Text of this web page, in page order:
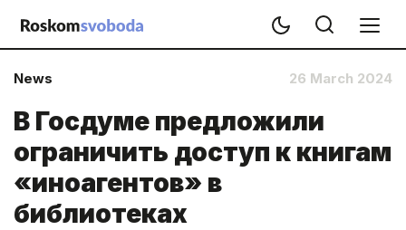
News 26 March 2024
В Госдуме предложили
ограничить доступ к книгам
«иноагентов» в
библиотеках